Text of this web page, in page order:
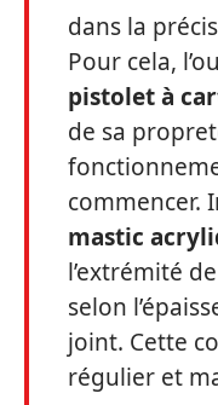
dans la
Pour cela,
pistolet à
de sa
commencer.
mastic
l’extrémité
selon
joint. Cette
régulier et